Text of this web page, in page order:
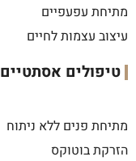
מתיחת עפעפיים
עיצוב עצמות לחיים
טיפולים אסתטיים
מתיחת פנים ללא ניתוח
הזרקת בוטוקס